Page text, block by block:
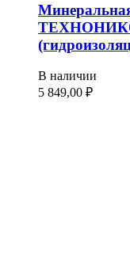
В наличии
5 849,00 ₽